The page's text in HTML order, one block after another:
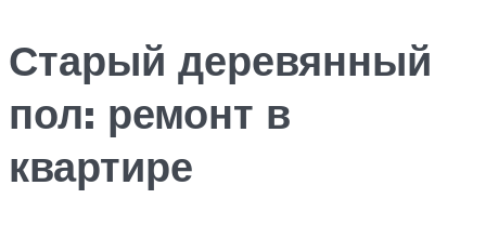
Старый деревянный
пол: ремонт в
квартире